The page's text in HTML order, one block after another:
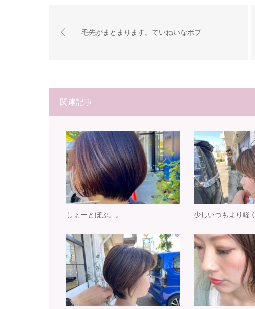
毛先がまとまります。ていねいなボブ
関連記事
しょーとぼぶ。。 少しいつもより軽く